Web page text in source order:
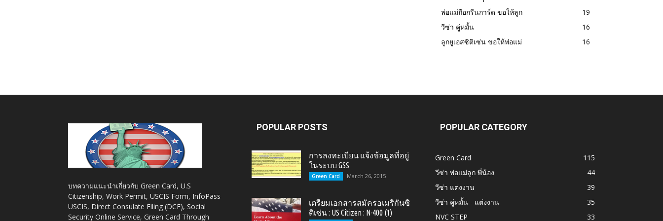
Citizen,
พ่อแม่ถือกรีนการ์ด ขอให้ลูก
19
วีซ่า คู่หมั้น
16
ลูกยูเอสซิติเซ่น ขอให้พ่อแม่
16
บทความแนะนำเกี่ยวกับ Green Card, U.S
Citizenship, Work Permit, USCIS Form, InfoPass
USCIS, Direct Consulate Filing (DCF), Social
Security Online Service, Green Card Through
POPULAR POSTS
การลงทะเบียน แจ้งข้อมูลที่อยู่
ในระบบ GSS
Green Card March 26, 2015
เตรียมเอกสารสมัครอเมริกันซิ
ติเซ่น : US Citizen : N-400 (1)
POPULAR CATEGORY
Green Card
115
วีซ่า พ่อแม่ลูก พี่น้อง
44
วีซ่า แต่งงาน
39
วีซ่า คู่หมั้น - แต่งงาน
35
NVC STEP
33